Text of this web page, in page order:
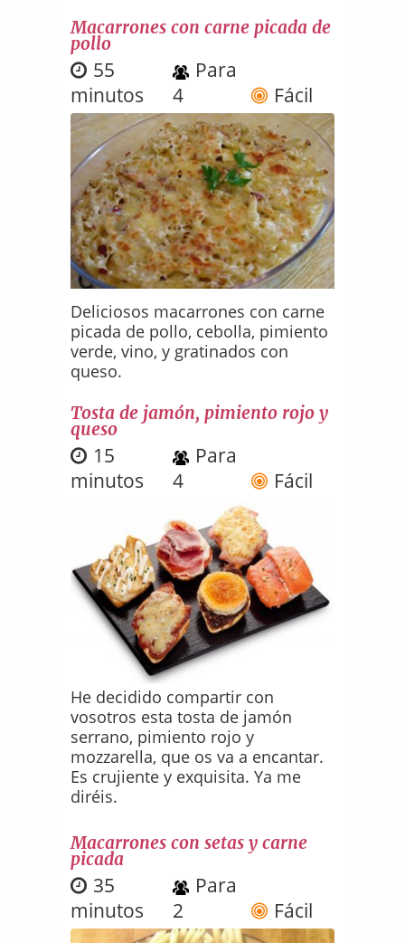
Macarrones con carne picada de
pollo
55
minutos
Para
4
Fácil
Deliciosos macarrones con carne
picada de pollo, cebolla, pimiento
verde, vino, y gratinados con
queso.
Tosta de jamón, pimiento rojo y
queso
15
minutos
Para
4
Fácil
He decidido compartir con
vosotros esta tosta de jamón
serrano, pimiento rojo y
mozzarella, que os va a encantar.
Es crujiente y exquisita. Ya me
diréis.
Macarrones con setas y carne
picada
35
minutos
Para
2
Fácil